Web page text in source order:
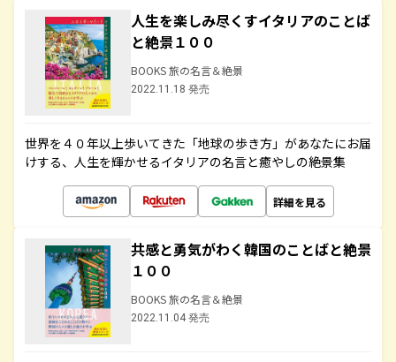
人生を楽しみ尽くすイタリアのことば
と絶景１００
BOOKS 旅の名言＆絶景
2022.11.18 発売
世界を４０年以上歩いてきた「地球の歩き方」があなたにお届
けする、人生を輝かせるイタリアの名言と癒やしの絶景集
詳細を見る
共感と勇気がわく韓国のことばと絶景
１００
BOOKS 旅の名言＆絶景
2022.11.04 発売